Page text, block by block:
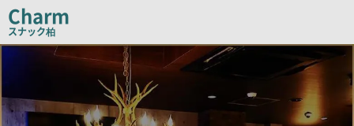
ピ
ー
Charm
スナック柏
店